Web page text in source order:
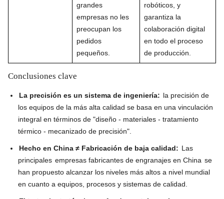
grandes
empresas no les
preocupan los
pedidos
pequeños.
robóticos, y
garantiza la
colaboración digital
en todo el proceso
de producción.
Conclusiones clave
La precisión es un sistema de ingeniería: la precisión de
los equipos de la más alta calidad se basa en una vinculación
integral en términos de "diseño - materiales - tratamiento
térmico - mecanizado de precisión".
Hecho en China ≠ Fabricación de baja calidad: Las
principales empresas fabricantes de engranajes en China se
han propuesto alcanzar los niveles más altos a nivel mundial
en cuanto a equipos, procesos y sistemas de calidad.